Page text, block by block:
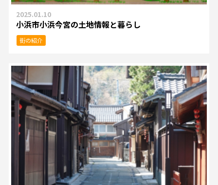
2025.01.10
小浜市小浜今宮の土地情報と暮らし
街の紹介